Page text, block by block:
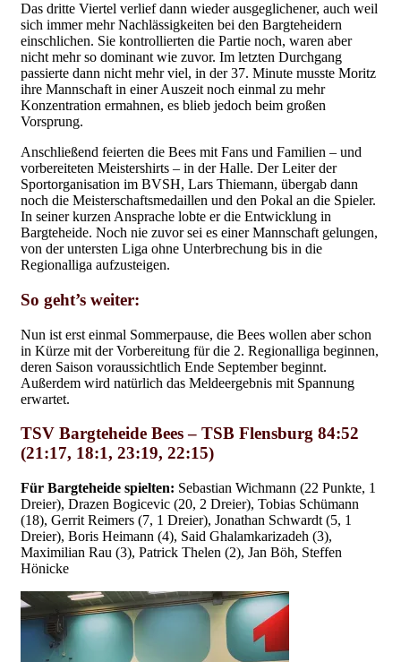
Das dritte Viertel verlief dann wieder ausgeglichener, auch weil
sich immer mehr Nachlässigkeiten bei den Bargteheidern
einschlichen. Sie kontrollierten die Partie noch, waren aber
nicht mehr so dominant wie zuvor. Im letzten Durchgang
passierte dann nicht mehr viel, in der 37. Minute musste Moritz
ihre Mannschaft in einer Auszeit noch einmal zu mehr
Konzentration ermahnen, es blieb jedoch beim großen
Vorsprung.
Anschließend feierten die Bees mit Fans und Familien – und
vorbereiteten Meistershirts – in der Halle. Der Leiter der
Sportorganisation im BVSH, Lars Thiemann, übergab dann
noch die Meisterschaftsmedaillen und den Pokal an die Spieler.
In seiner kurzen Ansprache lobte er die Entwicklung in
Bargteheide. Noch nie zuvor sei es einer Mannschaft gelungen,
von der untersten Liga ohne Unterbrechung bis in die
Regionalliga aufzusteigen.
So geht’s weiter:
Nun ist erst einmal Sommerpause, die Bees wollen aber schon
in Kürze mit der Vorbereitung für die 2. Regionalliga beginnen,
deren Saison voraussichtlich Ende September beginnt.
Außerdem wird natürlich das Meldeergebnis mit Spannung
erwartet.
TSV Bargteheide Bees – TSB Flensburg 84:52
(21:17, 18:1, 23:19, 22:15)
Für Bargteheide spielten: Sebastian Wichmann (22 Punkte, 1
Dreier), Drazen Bogicevic (20, 2 Dreier), Tobias Schümann
(18), Gerrit Reimers (7, 1 Dreier), Jonathan Schwardt (5, 1
Dreier), Boris Heimann (4), Said Ghalamkarizadeh (3),
Maximilian Rau (3), Patrick Thelen (2), Jan Böh, Steffen
Hönicke